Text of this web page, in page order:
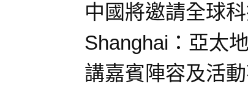
傳
媒
中國將邀請全球
Shanghai：亞太
講嘉賓陣容及活